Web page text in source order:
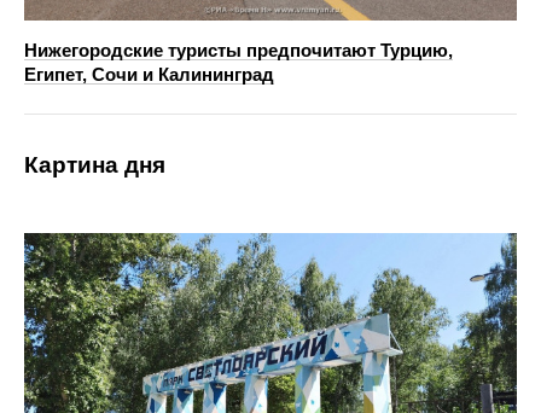
Нижегородские туристы предпочитают Турцию,
Египет, Сочи и Калининград
Картина дня